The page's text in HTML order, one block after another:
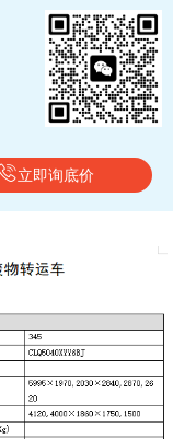
立即询底价